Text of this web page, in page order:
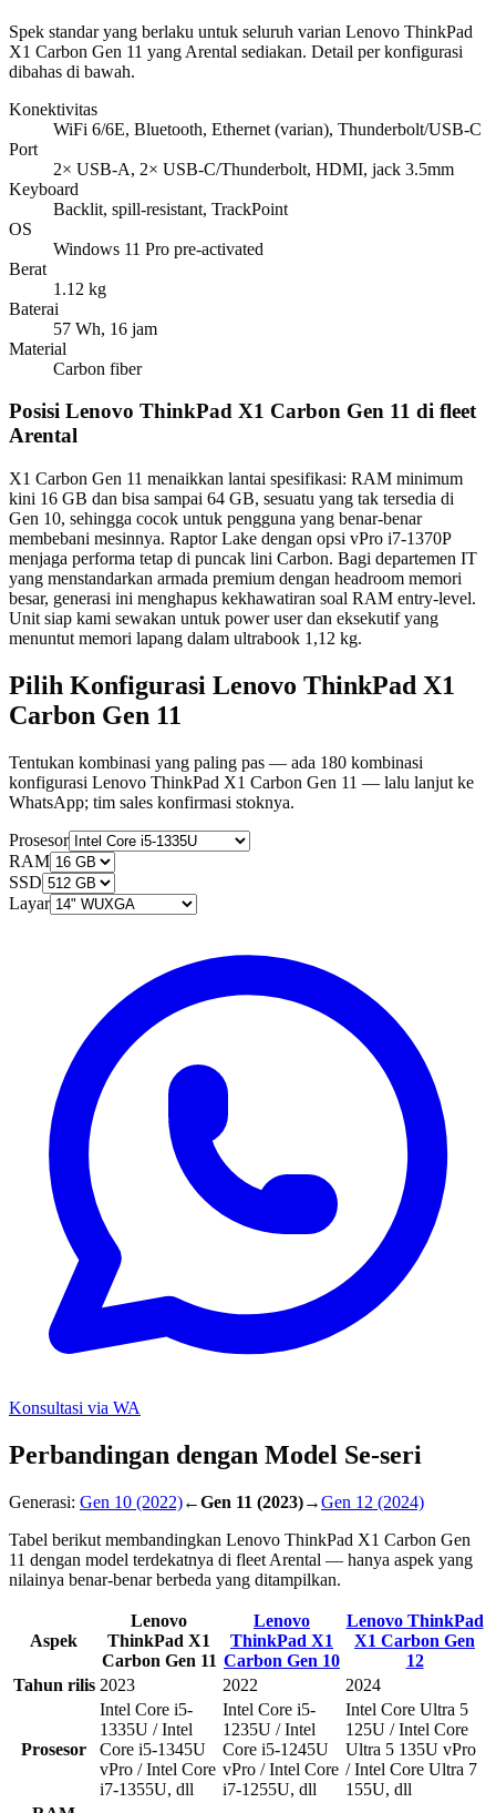
Spek standar yang berlaku untuk seluruh varian Lenovo ThinkPad
X1 Carbon Gen 11 yang Arental sediakan. Detail per konfigurasi
dibahas di bawah.
Konektivitas
WiFi 6/6E, Bluetooth, Ethernet (varian), Thunderbolt/USB-C
Port
2× USB-A, 2× USB-C/Thunderbolt, HDMI, jack 3.5mm
Keyboard
Backlit, spill-resistant, TrackPoint
OS
Windows 11 Pro pre-activated
Berat
1.12 kg
Baterai
57 Wh, 16 jam
Material
Carbon fiber
Posisi Lenovo ThinkPad X1 Carbon Gen 11 di fleet
Arental
X1 Carbon Gen 11 menaikkan lantai spesifikasi: RAM minimum
kini 16 GB dan bisa sampai 64 GB, sesuatu yang tak tersedia di
Gen 10, sehingga cocok untuk pengguna yang benar-benar
membebani mesinnya. Raptor Lake dengan opsi vPro i7-1370P
menjaga performa tetap di puncak lini Carbon. Bagi departemen IT
yang menstandarkan armada premium dengan headroom memori
besar, generasi ini menghapus kekhawatiran soal RAM entry-level.
Unit siap kami sewakan untuk power user dan eksekutif yang
menuntut memori lapang dalam ultrabook 1,12 kg.
Pilih Konfigurasi Lenovo ThinkPad X1
Carbon Gen 11
Tentukan kombinasi yang paling pas — ada 180 kombinasi
konfigurasi Lenovo ThinkPad X1 Carbon Gen 11 — lalu lanjut ke
WhatsApp; tim sales konfirmasi stoknya.
Prosesor
RAM
SSD
Layar
Konsultasi via WA
Perbandingan dengan Model Se-seri
Generasi: Gen 10 (2022)←Gen 11 (2023)→Gen 12 (2024)
Tabel berikut membandingkan Lenovo ThinkPad X1 Carbon Gen
11 dengan model terdekatnya di fleet Arental — hanya aspek yang
nilainya benar-benar berbeda yang ditampilkan.
Aspek
Lenovo
ThinkPad X1
Carbon Gen 11
Lenovo
ThinkPad X1
Carbon Gen 10
Lenovo ThinkPad
X1 Carbon Gen
12
Tahun rilis 2023 2022 2024
Prosesor
Intel Core i5-
1335U / Intel
Core i5-1345U
vPro / Intel Core
i7-1355U, dll
Intel Core i5-
1235U / Intel
Core i5-1245U
vPro / Intel Core
i7-1255U, dll
Intel Core Ultra 5
125U / Intel Core
Ultra 5 135U vPro
/ Intel Core Ultra 7
155U, dll